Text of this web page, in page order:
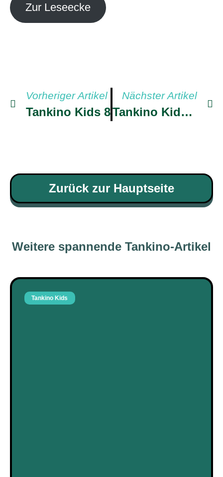
Zur Leseecke
Vorheriger Artikel
Tankino Kids 8
Nächster Artikel
Tankino Kids 10
Zurück zur Hauptseite
Weitere spannende Tankino-Artikel
Tankino Kids